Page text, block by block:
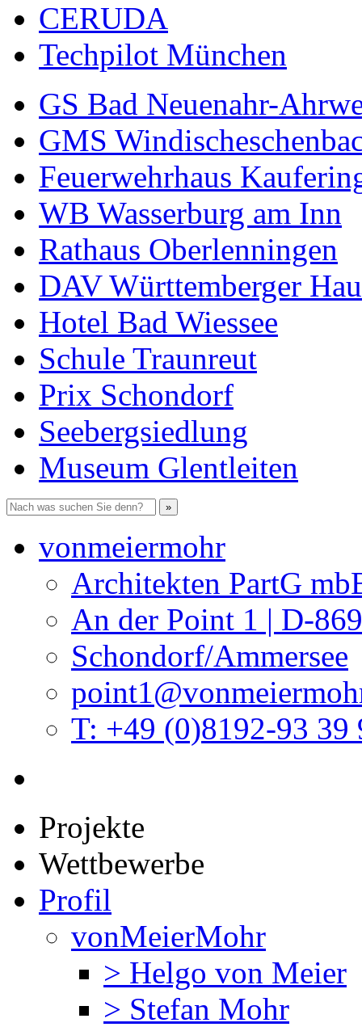
CERUDA
Techpilot München
GS Bad Neuenahr-
GMS
Feuerwehrhaus
WB Wasserburg am Inn
Rathaus Oberlenningen
DAV Württemberger
Hotel Bad Wiessee
Schule Traunreut
Prix Schondorf
Seebergsiedlung
Museum Glentleiten
vonmeiermohr
Architekten PartG
An der Point 1 | D-
Schondorf/Ammersee
T: +49 (0)8192-93 39
Projekte
Wettbewerbe
Profil
vonMeierMohr
> Helgo von Meier
> Stefan Mohr